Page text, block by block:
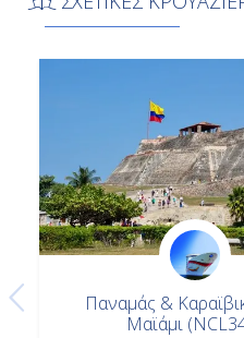
Παναμάς &
Μαϊάμι